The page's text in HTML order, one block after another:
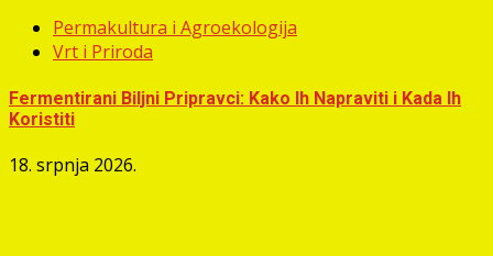
Permakultura i Agroekologija
Vrt i Priroda
Fermentirani Biljni Pripravci: Kako Ih Napraviti i Kada Ih
Koristiti
18. srpnja 2026.